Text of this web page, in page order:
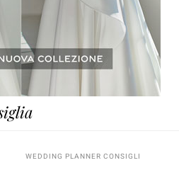
WEDDING PLANNER CONSIGLI